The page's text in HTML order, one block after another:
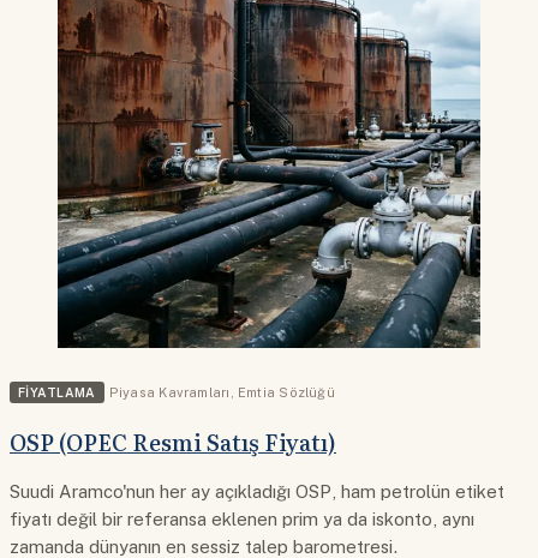
FIYATLAMA Piyasa Kavramları , Emtia Sözlüğü
OSP (OPEC Resmi Satış Fiyatı)
Suudi Aramco'nun her ay açıkladığı OSP, ham petrolün etiket
fiyatı değil bir referansa eklenen prim ya da iskonto, aynı
zamanda dünyanın en sessiz talep barometresi.